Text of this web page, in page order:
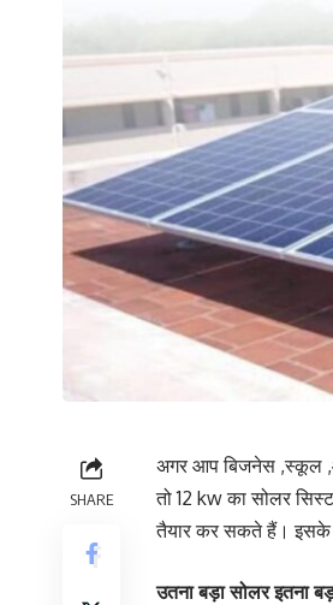
SHARE
अगर आप बिजनेस ,स्कूल
तो 12 kw का सोलर
तैयार कर सकते हैं। इसके
उतना बड़ा सोलर इतना